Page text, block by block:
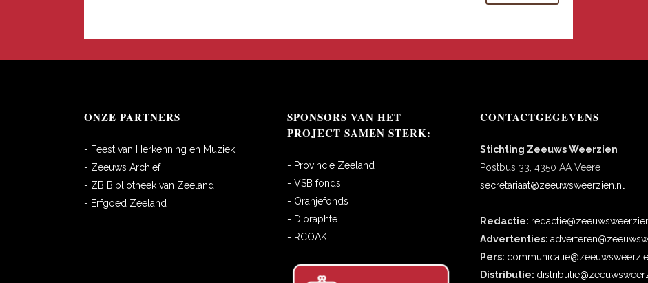
ONZE PARTNERS
- Feest van Herkenning en Muziek
- Zeeuws Archief
- ZB Bibliotheek van Zeeland
- Erfgoed Zeeland
SPONSORS VAN HET
PROJECT SAMEN STERK:
- Provincie Zeeland
- VSB fonds
- Oranjefonds
- Dioraphte
- RCOAK
CONTACTGEGEVENS
Stichting Zeeuws Weerzien
Postbus 33, 4350 AA Veere
secretariaat@zeeuwsweerzien.nl
Redactie:
Advertenties:
Pers:
Distributie: